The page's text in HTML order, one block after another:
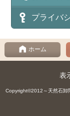
プライバ
ホーム
表
Copyright©2012～天然石